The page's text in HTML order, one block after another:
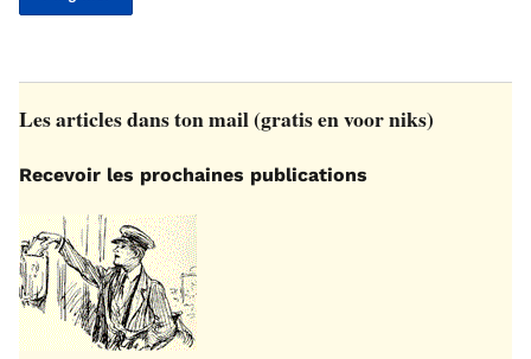
Les articles dans ton mail (gratis en voor niks)
Recevoir les prochaines publications